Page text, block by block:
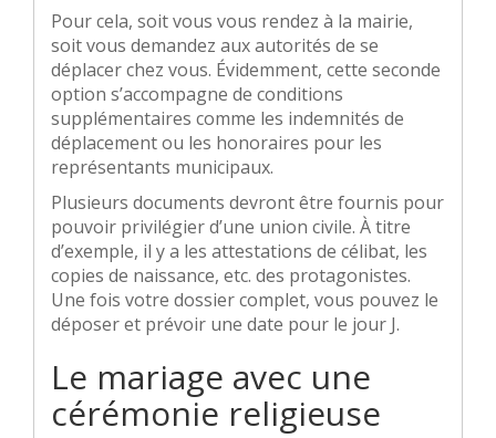
Pour cela, soit vous vous rendez à la mairie,
soit vous demandez aux autorités de se
déplacer chez vous. Évidemment, cette seconde
option s’accompagne de conditions
supplémentaires comme les indemnités de
déplacement ou les honoraires pour les
représentants municipaux.
Plusieurs documents devront être fournis pour
pouvoir privilégier d’une union civile. À titre
d’exemple, il y a les attestations de célibat, les
copies de naissance, etc. des protagonistes.
Une fois votre dossier complet, vous pouvez le
déposer et prévoir une date pour le jour J.
Le mariage avec une
cérémonie religieuse